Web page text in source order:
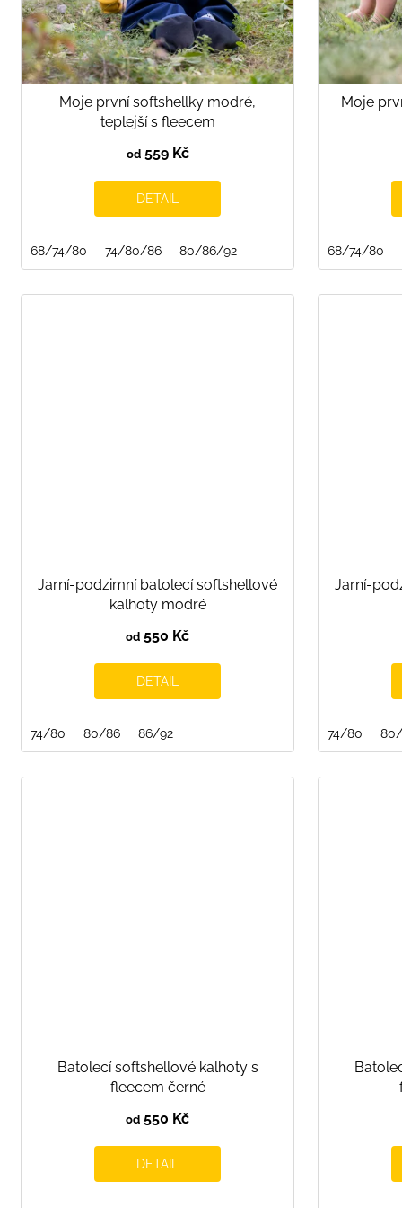
u
k
t
ů
Moje první softshellky modré,
teplejší s fleecem
od559 Kč
DETAIL
68/74/80 74/80/86 80/86/92
Moje
68/74/80
Jarní-podzimní batolecí softshellové
kalhoty modré
od 550 Kč
DETAIL
74/80 80/86 86/92
Jarní-
74/80
Batolecí softshellové kalhoty s
fleecem černé
od 550 Kč
DETAIL